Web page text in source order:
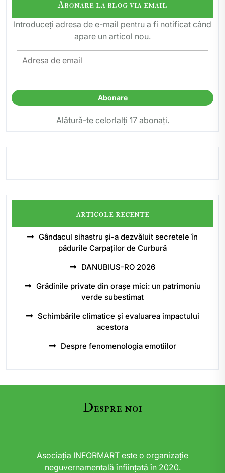
Abonare la blog via email
Introduceți adresa de e-mail pentru a fi notificat când
apare un articol nou.
Adresa
de
Abonare
Alătură-te celorlalți 17 abonați.
articole recente
Gândacul sihastru și-a dezvăluit secretele în
pădurile Carpaților de Curbură
DANUBIUS-RO 2026
Grădinile private din orașe mici: un patrimoniu
verde subestimat
Schimbările climatice și evaluarea impactului
acestora
Despre fenomenologia emotiilor
Despre noi
Asociația INFORMART este o organizație
neguvernamentală înființată în 2020.